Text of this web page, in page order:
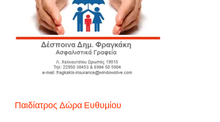
Παιδίατρος Δώρα Ευθυμίου